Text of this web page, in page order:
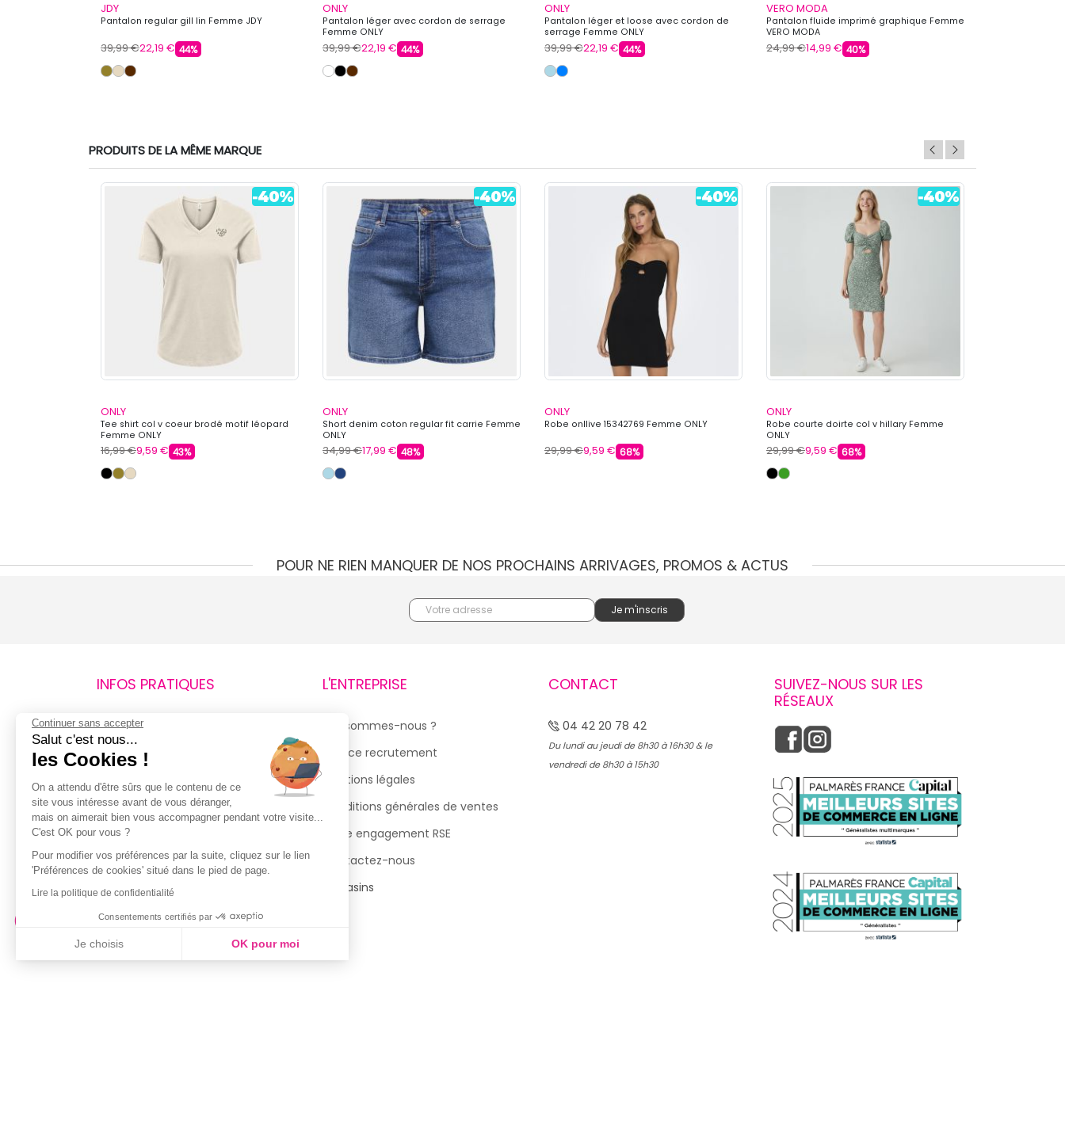
JDY
Pantalon regular gill lin Femme JDY
39,99 €22,19 € 44%
ONLY
Pantalon léger avec cordon de serrage
Femme ONLY
39,99 €22,19 € 44%
ONLY
Pantalon léger et loose avec cordon de
serrage Femme ONLY
39,99 €22,19 € 44%
VERO MODA
Pantalon fluide imprimé graphique Femme
VERO MODA
24,99 €14,99 € 40%
PRODUITS DE LA MÊME MARQUE
ONLY
Tee shirt col v coeur brodé motif léopard
Femme ONLY
16,99 €9,59 € 43%
ONLY
Short denim coton regular fit carrie Femme
ONLY
34,99 €17,99 € 48%
ONLY
Robe onllive 15342769 Femme ONLY
29,99 €9,59 € 68%
ONLY
Robe courte doirte col v hillary Femme
ONLY
29,99 €9,59 € 68%
POUR NE RIEN MANQUER DE NOS PROCHAINS ARRIVAGES, PROMOS & ACTUS
INFOS PRATIQUES
Retours et remboursements
Suivi de commande
Livraisons
Guide des tailles
Politique de confidentialité
Conditions générales d’utilisation
de la Carte de Fidélité
L'ENTREPRISE
Qui sommes-nous ?
Espace recrutement
Mentions légales
Conditions générales de ventes
Notre engagement RSE
Contactez-nous
Magasins
CONTACT
04 42 20 78 42
Du lundi au jeudi de 8h30 à 16h30 & le
vendredi de 8h30 à 15h30
SUIVEZ-NOUS SUR LES
RÉSEAUX
Continuer sans accepter
Salut c'est nous...
les Cookies !
On a attendu d'être sûrs que le contenu de ce
site vous intéresse avant de vous déranger,
mais on aimerait bien vous accompagner pendant votre visite...
C'est OK pour vous ?
Pour modifier vos préférences par la suite, cliquez sur le lien
'Préférences de cookies' situé dans le pied de page.
Lire la politique de confidentialité
Consentements certifiés par
Je choisis OK pour moi